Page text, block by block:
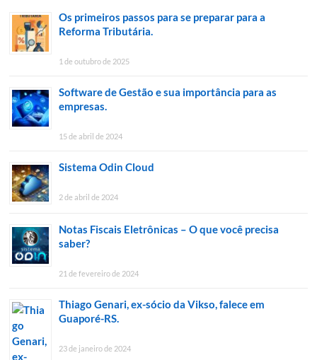
Os primeiros passos para se preparar para a
Reforma Tributária.
1 de outubro de 2025
Software de Gestão e sua importância para as
empresas.
15 de abril de 2024
Sistema Odin Cloud
2 de abril de 2024
Notas Fiscais Eletrônicas – O que você precisa
saber?
21 de fevereiro de 2024
Thiago Genari, ex-sócio da Vikso, falece em
Guaporé-RS.
23 de janeiro de 2024